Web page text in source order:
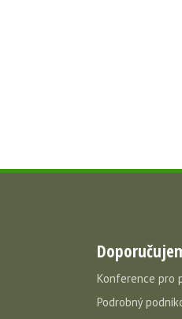
Konference pro
Podrobný